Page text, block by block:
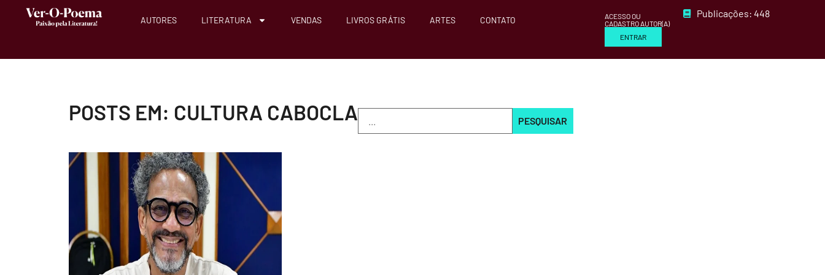
AUTORES LITERATURA VENDAS LIVROS GRÁTIS ARTES CONTATO
ACESSO OU
CADASTRO AUTOR(A)
ENTRAR
Publicações: 448
POSTS EM: CULTURA CABOCLA PESQUISAR